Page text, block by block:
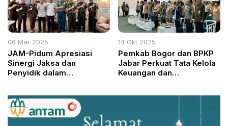
06 Mar 2025
JAM-Pidum Apresiasi
Sinergi Jaksa dan
Penyidik dalam
14 Okt 2025
Pemkab Bogor dan BPKP
Jabar Perkuat Tata Kelola
Keuangan dan